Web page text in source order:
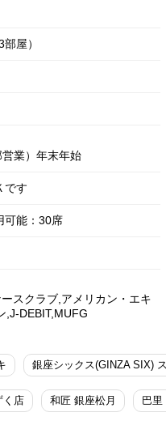
屋）
業）年末年始
です
可能：30席
スクラブ,アメリカン・エキ
,J-DEBIT,MUFG
店 和匠 銀座松月 巴里